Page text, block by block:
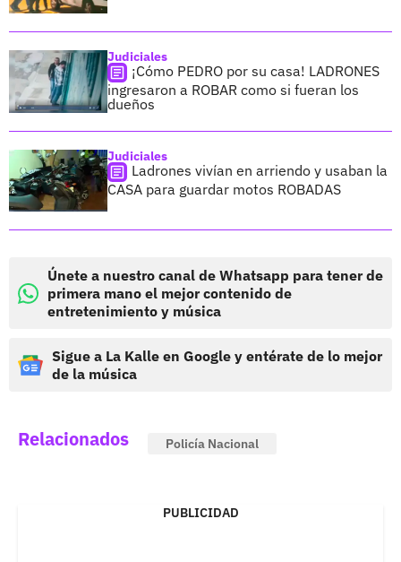
Judiciales
¡Cómo PEDRO por su casa! LADRONES
ingresaron a ROBAR como si fueran los
dueños
Judiciales
Ladrones vivían en arriendo y usaban la
CASA para guardar motos ROBADAS
Únete a nuestro canal de Whatsapp para tener de
primera mano el mejor contenido de
entretenimiento y música
Sigue a La Kalle en Google y entérate de lo mejor
de la música
Relacionados Policía Nacional
PUBLICIDAD